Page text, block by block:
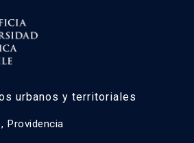
urbanos y territoriales
Providencia